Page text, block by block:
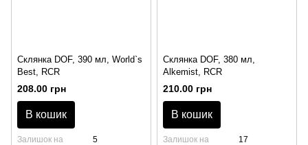
Склянка DOF, 390 мл, World`s
Best, RCR
208.00 грн
В кошик
Залишок на
5
Склянка DOF, 380 мл,
Alkemist, RCR
210.00 грн
В кошик
Залишок на
17